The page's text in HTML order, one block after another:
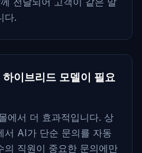
다.
이브리드 모델이 필요
에서 더 효과적입니다. 상
서 AI가 단순 문의를 자동
의 직원이 중요한 문의에만